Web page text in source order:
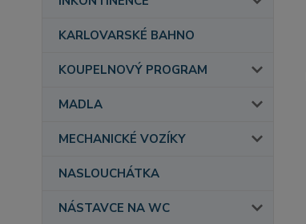
KARLOVARSKÉ BAHNO
KOUPELNOVÝ PROGRAM
MADLA
MECHANICKÉ VOZÍKY
NASLOUCHÁTKA
NÁSTAVCE NA WC